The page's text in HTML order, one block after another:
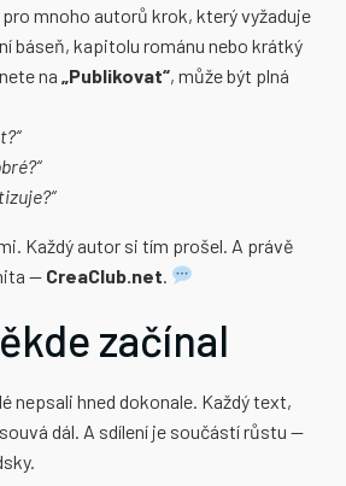
mnoho autorů krok, který vyžaduje
báseň, kapitolu románu nebo krátký
na „Publikovat“, může být plná
Každý autor si tím prošel. A právě
— CreaClub.net
začínal
nepsali hned dokonale. Každý text,
dál. A sdílení je součástí růstu —